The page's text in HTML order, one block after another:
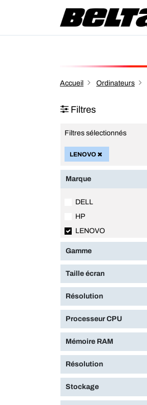
Accueil Ordinateurs
Filtres
Filtres sélectionnés
LENOVO
Marque
DELL
HP
LENOVO
Gamme
Taille écran
Résolution
Processeur CPU
Mémoire RAM
Résolution
Stockage